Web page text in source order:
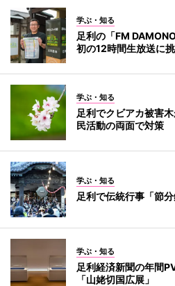
学ぶ・知る
足利の「FM
初の12時間生放送に
学ぶ・知る
足利でクビアカ被害
民活動の両面で対策
学ぶ・知る
足利で伝統行事「節
学ぶ・知る
足利経済新聞の年間
「山姥切国広展」